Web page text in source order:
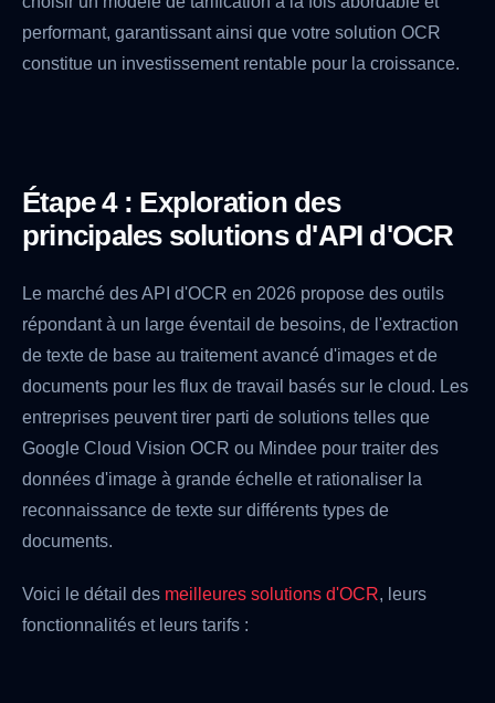
performant, garantissant ainsi que votre solution OCR
constitue un investissement rentable pour la croissance.
Étape 4 : Exploration des
principales solutions d'API d'OCR
Le marché des API d'OCR en 2026 propose des outils
répondant à un large éventail de besoins, de l'extraction
de texte de base au traitement avancé d'images et de
documents pour les flux de travail basés sur le cloud. Les
entreprises peuvent tirer parti de solutions telles que
Google Cloud Vision OCR ou Mindee pour traiter des
données d'image à grande échelle et rationaliser la
reconnaissance de texte sur différents types de
documents.
Voici le détail des meilleures solutions d'OCR, leurs
fonctionnalités et leurs tarifs :